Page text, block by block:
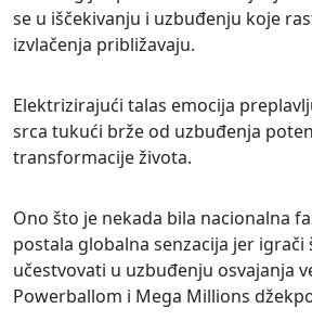
se u iščekivanju i uzbuđenju koje
izvlačenja približavaju.
Elektrizirajući talas emocija
srca tukući brže od uzbuđenja
transformacije života.
Ono što je nekada bila nacionalna
postala globalna senzacija jer
učestvovati u uzbuđenju osvajanja
Powerballom i Mega Millions